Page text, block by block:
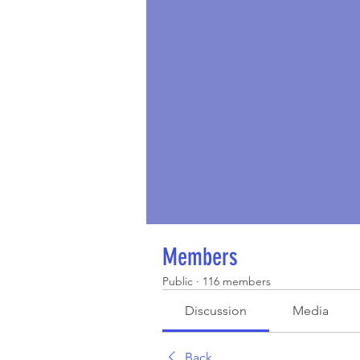
Members
Public · 116 members
Discussion Media